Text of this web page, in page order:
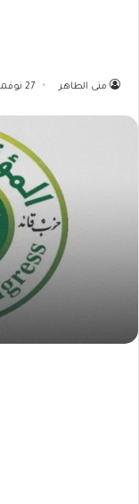
منى الطاهر 27 نوفمبر 2025 - 11:28 صباحًا